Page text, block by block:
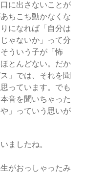
に出さないことが
ちこち動かなくな
になれば「自分は
ゃないか」って分
ういう子が「怖
とんどない。だか
」では、それを聞
っています。でも
音を聞いちゃった
」っていう思いが
ましたね。
がおっしゃったみ